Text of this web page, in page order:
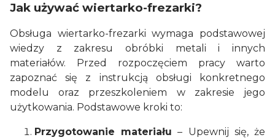
Jak używać wiertarko-frezarki?
Obsługa wiertarko-frezarki wymaga podstawowej
wiedzy z zakresu obróbki metali i innych
materiałów. Przed rozpoczęciem pracy warto
zapoznać się z instrukcją obsługi konkretnego
modelu oraz przeszkoleniem w zakresie jego
użytkowania. Podstawowe kroki to:
Przygotowanie materiału – Upewnij się, że